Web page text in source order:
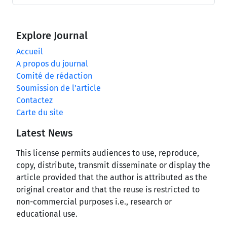
Explore Journal
Accueil
A propos du journal
Comité de rédaction
Soumission de l’article
Contactez
Carte du site
Latest News
This license permits audiences to use, reproduce,
copy, distribute, transmit disseminate or display the
article provided that the author is attributed as the
original creator and that the reuse is restricted to
non-commercial purposes i.e., research or
educational use.